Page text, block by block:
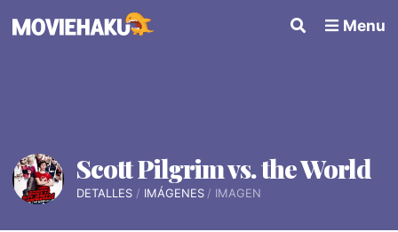
Menu
Scott Pilgrim vs. the World
DETALLES IMÁGENES IMAGEN